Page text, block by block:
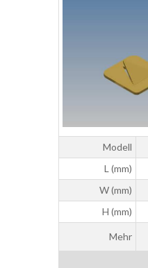
Modell
L (mm)
W (mm)
H (mm)
Mehr